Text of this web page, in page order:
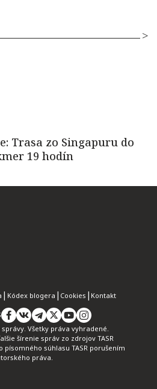
Kódex blogera Cookies Kontakt
Všetky práva vyhradené.
šírenie správ zo zdrojov TASR
písomného súhlasu TASR porušením
práva.